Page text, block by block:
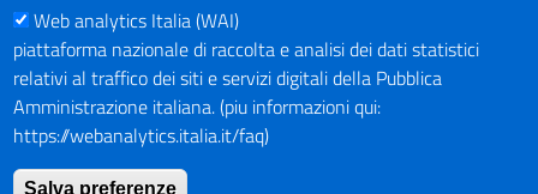
Mappa del Sito
Web analytics Italia (WAI)
piattaforma nazionale di raccolta e analisi dei dati statistici
relativi al traffico dei siti e servizi digitali della Pubblica
Amministrazione italiana. (piu informazioni qui:
https://webanalytics.italia.it/faq)
Salva preferenze